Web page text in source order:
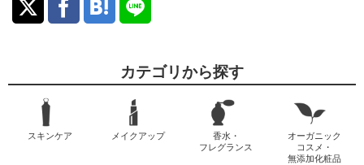
カテゴリから探す
スキンケア メイクアップ
香水・
フレグランス
オーガニック
コスメ・
無添加化粧品